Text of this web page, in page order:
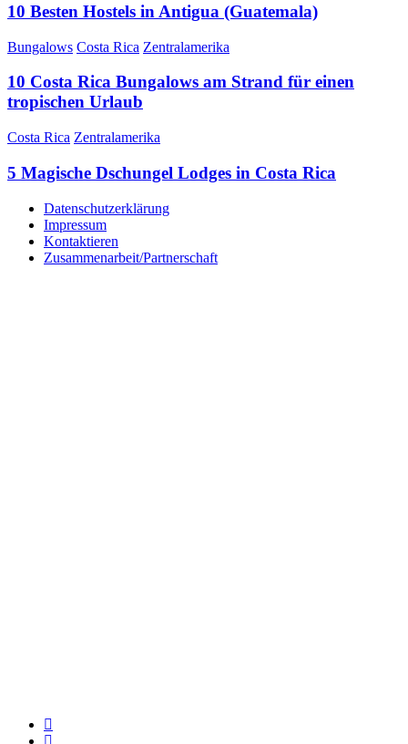
10 Besten Hostels in Antigua (Guatemala)
Bungalows Costa Rica Zentralamerika
10 Costa Rica Bungalows am Strand für einen
tropischen Urlaub
Costa Rica Zentralamerika
5 Magische Dschungel Lodges in Costa Rica
Datenschutzerklärung
Impressum
Kontaktieren
Zusammenarbeit/Partnerschaft